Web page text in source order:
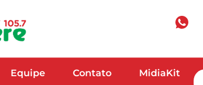
Equipe Contato MidiaKit